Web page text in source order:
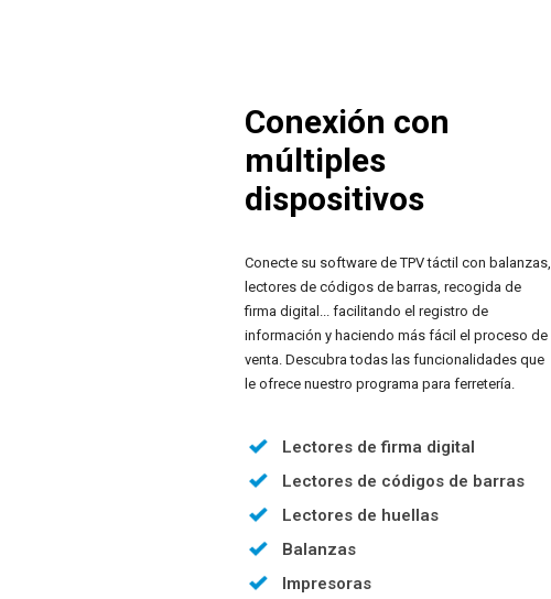
Conexión con
múltiples
dispositivos
Conecte su software de TPV táctil con balanzas,
lectores de códigos de barras, recogida de
firma digital... facilitando el registro de
información y haciendo más fácil el proceso de
venta. Descubra todas las funcionalidades que
le ofrece nuestro programa para ferretería.
Lectores de firma digital
Lectores de códigos de barras
Lectores de huellas
Balanzas
Impresoras